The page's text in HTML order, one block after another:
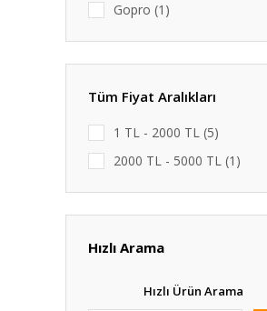
Gopro (1)
Tüm Fiyat Aralıkları
1 TL - 2000 TL (5)
2000 TL - 5000 TL (1)
Hızlı Arama
Hızlı Ürün Arama